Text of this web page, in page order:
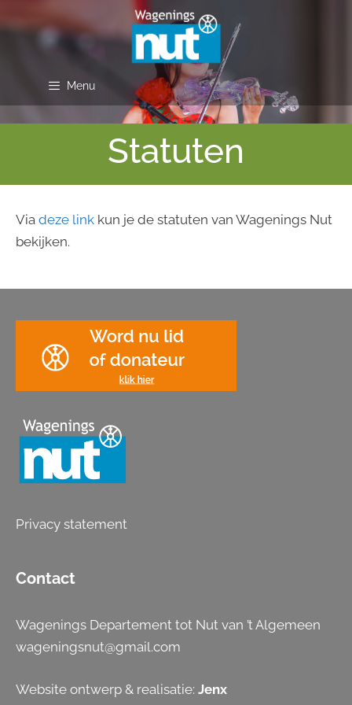
naar
Menu
Statuten
Via deze link kun je de statuten van Wagenings Nut
bekijken.
Privacy statement
Contact
Wagenings Departement tot Nut van ’t Algemeen
wageningsnut@gmail.com
Website ontwerp & realisatie: Jenx